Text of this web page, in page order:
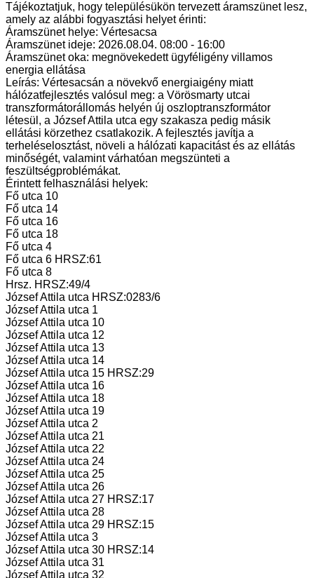
Tájékoztatjuk, hogy településükön tervezett áramszünet lesz,
amely az alábbi fogyasztási helyet érinti:
Áramszünet helye: Vértesacsa
Áramszünet ideje: 2026.08.04. 08:00 - 16:00
Áramszünet oka: megnövekedett ügyféligény villamos
energia ellátása
Leírás: Vértesacsán a növekvő energiaigény miatt
hálózatfejlesztés valósul meg: a Vörösmarty utcai
transzformátorállomás helyén új oszloptranszformátor
létesül, a József Attila utca egy szakasza pedig másik
ellátási körzethez csatlakozik. A fejlesztés javítja a
terheléselosztást, növeli a hálózati kapacitást és az ellátás
minőségét, valamint várhatóan megszünteti a
feszültségproblémákat.
Érintett felhasználási helyek:
Fő utca 10
Fő utca 14
Fő utca 16
Fő utca 18
Fő utca 4
Fő utca 6 HRSZ:61
Fő utca 8
Hrsz. HRSZ:49/4
József Attila utca HRSZ:0283/6
József Attila utca 1
József Attila utca 10
József Attila utca 12
József Attila utca 13
József Attila utca 14
József Attila utca 15 HRSZ:29
József Attila utca 16
József Attila utca 18
József Attila utca 19
József Attila utca 2
József Attila utca 21
József Attila utca 22
József Attila utca 24
József Attila utca 25
József Attila utca 26
József Attila utca 27 HRSZ:17
József Attila utca 28
József Attila utca 29 HRSZ:15
József Attila utca 3
József Attila utca 30 HRSZ:14
József Attila utca 31
József Attila utca 32